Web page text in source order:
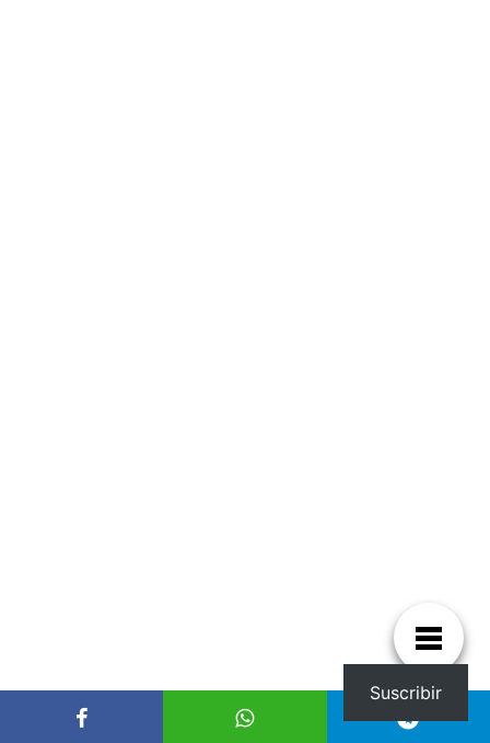
Suscribir